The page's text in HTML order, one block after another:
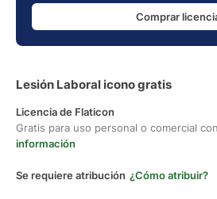
Comprar
Lesión Laboral icono gratis
Licencia de Flaticon
Gratis para uso personal o comercial
información
Se requiere atribución ¿Cómo atribuir?